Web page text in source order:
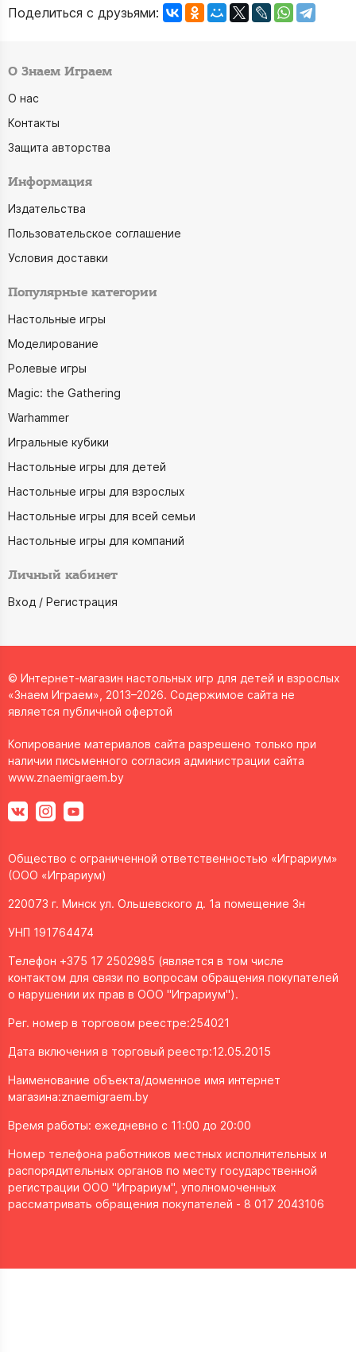
Поделиться с друзьями:
О Знаем Играем
О нас
Контакты
Защита авторства
Информация
Издательства
Пользовательское соглашение
Условия доставки
Популярные категории
Настольные игры
Моделирование
Ролевые игры
Magic: the Gathering
Warhammer
Игральные кубики
Настольные игры для детей
Настольные игры для взрослых
Настольные игры для всей семьи
Настольные игры для компаний
Личный кабинет
Вход / Регистрация
© Интернет-магазин настольных игр для детей и взрослых
«Знаем Играем», 2013–2026. Содержимое сайта не
является публичной офертой
Копирование материалов сайта разрешено только при
наличии письменного согласия администрации сайта
www.znaemigraem.by
Общество с ограниченной ответственностью «Играриум»
(ООО «Играриум)
220073 г. Минск ул. Ольшевского д. 1а помещение 3н
УНП 191764474
Телефон +375 17 2502985 (является в том числе
контактом для связи по вопросам обращения покупателей
о нарушении их прав в ООО "Играриум").
Рег. номер в торговом реестре:254021
Дата включения в торговый реестр:12.05.2015
Наименование объекта/доменное имя интернет
магазина:znaemigraem.by
Время работы: ежедневно с 11:00 до 20:00
Номер телефона работников местных исполнительных и
распорядительных органов по месту государственной
регистрации ООО "Играриум", уполномоченных
рассматривать обращения покупателей - 8 017 2043106